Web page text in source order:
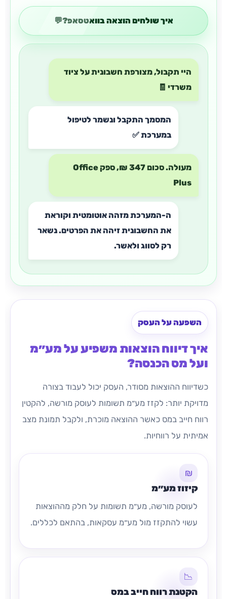
איך שולחים הוצאה בוואטסאפ?💬
היי תקבול, מצורפת חשבונית על ציוד
משרדי 🧾
המסמך התקבל ונשמר לטיפול
במערכת ✅
מעולה. סכום 347 ₪, ספק Office
Plus
ה-המערכת מזהה אוטומטית וקוראת
את החשבונית זיהה את הפרטים. נשאר
רק לסווג ולאשר.
השפעה על העסק
איך דיווח הוצאות משפיע על מע״מ
ועל מס הכנסה?
כשדיווח ההוצאות מסודר, העסק יכול לעבוד בצורה
מדויקת יותר: לקזז מע״מ תשומות לעוסק מורשה, להקטין
רווח חייב במס כאשר ההוצאה מוכרת, ולקבל תמונת מצב
אמיתית על רווחיות.
₪
קיזוז מע״מ
לעוסק מורשה, מע״מ תשומות על חלק מההוצאות
עשוי להתקזז מול מע״מ עסקאות, בהתאם לכללים.
📉
הקטנת רווח חייב במס